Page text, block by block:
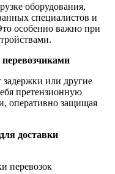
оборудования,
специалистов и
особенно важно при
задержки или другие
претензионную
оперативно защищая
доставки
перевозок